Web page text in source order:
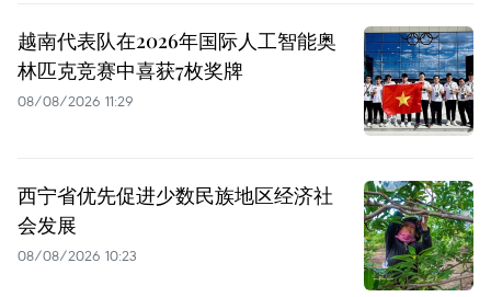
越南代表队在2026年国际人工智能奥
林匹克竞赛中喜获7枚奖牌
08/08/2026 11:29
西宁省优先促进少数民族地区经济社
会发展
08/08/2026 10:23